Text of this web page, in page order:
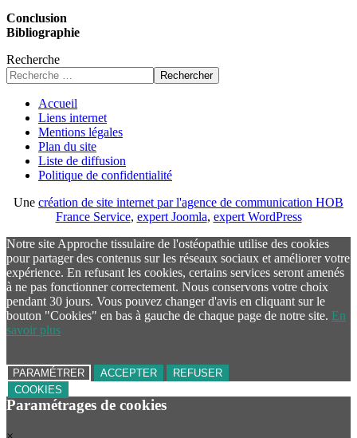
Conclusion
Bibliographie
Recherche
Rechercher
Accueil
Liens internet
Mentions légales
Plan du site
Liste de diffusion
Politique de confidentialité
Une création de site internet par l'agence de communication HOB
France Service, expert Joomla, expert WordPress
Notre site Approche tissulaire de l'ostéopathie utilise des cookies
pour partager des contenus sur les réseaux sociaux et améliorer votre
expérience. En refusant les cookies, certains services seront amenés
à ne pas fonctionner correctement. Nous conservons votre choix
pendant 30 jours. Vous pouvez changer d'avis en cliquant sur le
bouton "Cookies" en bas à gauche de chaque page de notre site. En
savoir plus
PARAMÉTRER ACCEPTER
REFUSER
COOKIES
Paramétrages de cookies